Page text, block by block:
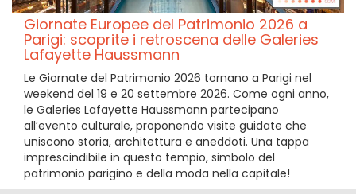
Giornate Europee del Patrimonio 2026 a
Parigi: scoprite i retroscena delle Galeries
Lafayette Haussmann
Le Giornate del Patrimonio 2026 tornano a Parigi nel
weekend del 19 e 20 settembre 2026. Come ogni anno,
le Galeries Lafayette Haussmann partecipano
all’evento culturale, proponendo visite guidate che
uniscono storia, architettura e aneddoti. Una tappa
imprescindibile in questo tempio, simbolo del
patrimonio parigino e della moda nella capitale!